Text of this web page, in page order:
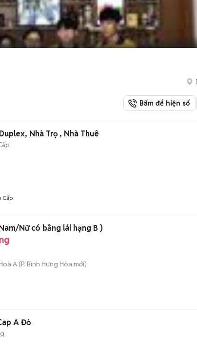
Bấm để hiện số
CHCC Duplex, Nhà Trọ , Nhà Thuê
Cấp
Nữ có bằng lái hạng B )
A (P. Bình Hưng Hòa mới)
A Đỏ